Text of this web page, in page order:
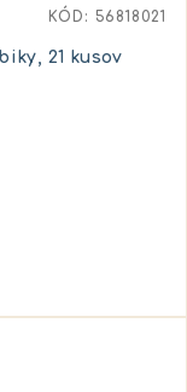
21 kusov
KÓD: 56818021